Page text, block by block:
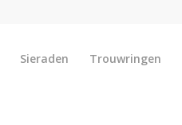
Sieraden Trouwringen